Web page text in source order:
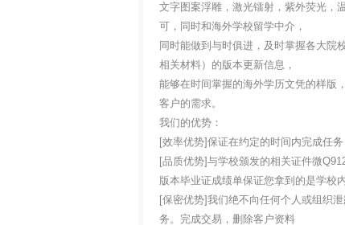
文字图案浮雕，激光镭射，紫外荧光，
可，同时和海外学校留学中介，
同时能做到与时俱进，及时掌握各大院
相关材料）的版本更新信息，
能够在时间掌握的海外学历文凭的样版
客户的需求。
我们的优势：
[效率优势]保证在约定的时间内完成任
[品质优势]与学校颁发的相关证件微
版本毕业证成绩单保证您拿到的是学校
[保密优势]我们绝不向任何个人或组织
务。完成交易，删除客户资料